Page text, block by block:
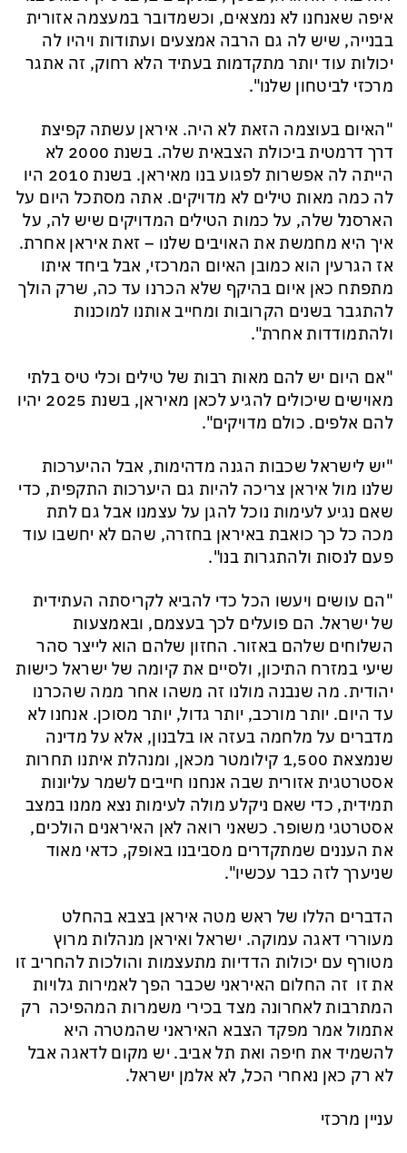
איפה שאנחנו לא נמצאים, וכשמדובר במעצמה אזורית
בבנייה, שיש לה גם הרבה אמצעים ועתודות ויהיו לה
יכולות עוד יותר מתקדמות בעתיד הלא רחוק, זה אתגר
מרכזי לביטחון שלנו".
"האיום בעוצמה הזאת לא היה. איראן עשתה קפיצת
דרך דרמטית ביכולת הצבאית שלה. בשנת 2000 לא
הייתה לה אפשרות לפגוע בנו מאיראן. בשנת 2010 היו
לה כמה מאות טילים לא מדויקים. אתה מסתכל היום על
הארסנל שלה, על כמות הטילים המדויקים שיש לה, על
איך היא מחמשת את האויבים שלנו – זאת איראן אחרת.
אז הגרעין הוא כמובן האיום המרכזי, אבל ביחד איתו
מתפתח כאן איום בהיקף שלא הכרנו עד כה, שרק הולך
להתגבר בשנים הקרובות ומחייב אותנו למוכנות
ולהתמודדות אחרת".
"אם היום יש להם מאות רבות של טילים וכלי טיס בלתי
מאוישים שיכולים להגיע לכאן מאיראן, בשנת 2025 יהיו
להם אלפים. כולם מדויקים".
"יש לישראל שכבות הגנה מדהימות, אבל ההיערכות
שלנו מול איראן צריכה להיות גם היערכות התקפית, כדי
שאם נגיע לעימות נוכל להגן על עצמנו אבל גם לתת
מכה כל כך כואבת באיראן בחזרה, שהם לא יחשבו עוד
פעם לנסות ולהתגרות בנו".
"הם עושים ויעשו הכל כדי להביא לקריסתה העתידית
של ישראל. הם פועלים לכך בעצמם, ובאמצעות
השלוחים שלהם באזור. החזון שלהם הוא לייצר סהר
שיעי במזרח התיכון, ולסיים את קיומה של ישראל כישות
יהודית. מה שנבנה מולנו זה משהו אחר ממה שהכרנו
עד היום. יותר מורכב, יותר גדול, יותר מסוכן. אנחנו לא
מדברים על מלחמה בעזה או בלבנון, אלא על מדינה
שנמצאת 1,500 קילומטר מכאן, ומנהלת איתנו תחרות
אסטרטגית אזורית שבה אנחנו חייבים לשמר עליונות
תמידית, כדי שאם ניקלע מולה לעימות נצא ממנו במצב
אסטרטגי משופר. כשאני רואה לאן האיראנים הולכים,
את העננים שמתקדרים מסביבנו באופק, כדאי מאוד
שניערך לזה כבר עכשיו".
הדברים הללו של ראש מטה איראן בצבא בהחלט
מעוררי דאגה עמוקה. ישראל ואיראן מנהלות מרוץ
מטורף עם יכולות הדדיות מתעצמות והולכות להחריב זו
את זו זה החלום האיראני שכבר הפך לאמירות גלויות
המתרבות לאחרונה מצד בכירי משמרות המהפיכה רק
אתמול אמר מפקד הצבא האיראני שהמטרה היא
להשמיד את חיפה ואת תל אביב. יש מקום לדאגה אבל
לא רק כאן נאחרי הכל, לא אלמן ישראל.
עניין מרכזי